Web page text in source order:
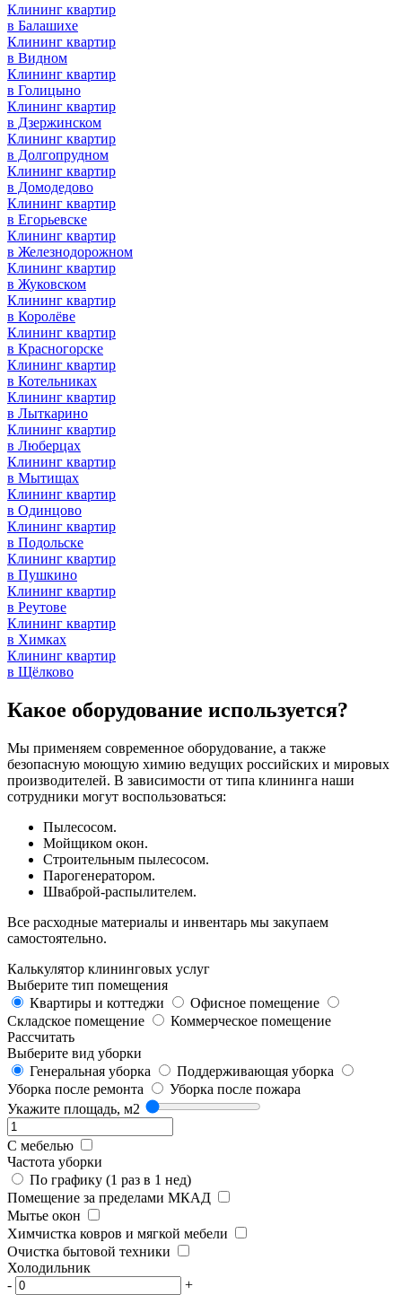
Клининг квартир
в Балашихе
Клининг квартир
в Видном
Клининг квартир
в Голицыно
Клининг квартир
в Дзержинском
Клининг квартир
в Долгопрудном
Клининг квартир
в Домодедово
Клининг квартир
в Егорьевске
Клининг квартир
в Железнодорожном
Клининг квартир
в Жуковском
Клининг квартир
в Королёве
Клининг квартир
в Красногорске
Клининг квартир
в Котельниках
Клининг квартир
в Лыткарино
Клининг квартир
в Люберцах
Клининг квартир
в Мытищах
Клининг квартир
в Одинцово
Клининг квартир
в Подольске
Клининг квартир
в Пушкино
Клининг квартир
в Реутове
Клининг квартир
в Химках
Клининг квартир
в Щёлково
Какое оборудование используется?
Мы применяем современное оборудование, а также
безопасную моющую химию ведущих российских и мировых
производителей. В зависимости от типа клининга наши
сотрудники могут воспользоваться:
Пылесосом.
Мойщиком окон.
Строительным пылесосом.
Парогенератором.
Шваброй-распылителем.
Все расходные материалы и инвентарь мы закупаем
самостоятельно.
Калькулятор клининговых услуг
Выберите тип помещения
Квартиры и коттеджи
Офисное помещение
Складское помещение
Коммерческое помещение
Рассчитать
Выберите вид уборки
Генеральная уборка
Поддерживающая уборка
Уборка после ремонта
Уборка после пожара
Укажите площадь, м2
С мебелью
Частота уборки
По графику (1 раз в 1 нед)
Помещение за пределами МКАД
Мытье окон
Химчистка ковров и мягкой мебели
Очистка бытовой техники
Холодильник
-
+